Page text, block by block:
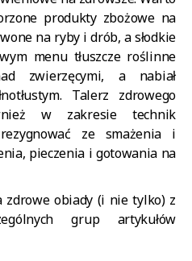
produkty zbożowe na
na ryby i drób, a słodkie
menu tłuszcze roślinne
zwierzęcymi, a nabiał
Talerz zdrowego
w zakresie technik
ze smażenia i
pieczenia i gotowania na
obiady (i nie tylko) z
grup artykułów